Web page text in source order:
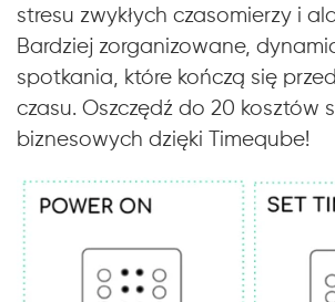
stresu zwykłych czasomierzy i
Bardziej zorganizowane,
spotkania, które kończą się
czasu. Oszczędź do 20 kosztów
biznesowych dzięki Timeqube!